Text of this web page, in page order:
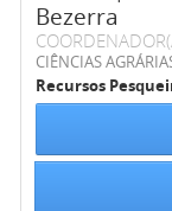
Bezerra
CIÊNCIAS
Recursos